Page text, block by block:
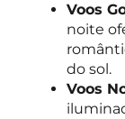
Voos
noite
do sol.
Voos